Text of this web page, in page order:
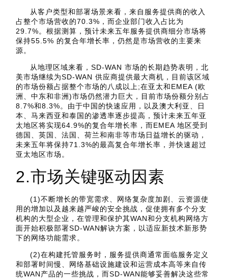
从客户类型和部署场景来看，来自服务提供商的收入
占整个市场营收的70.3%，而企业部门收入占比为
29.7%。根据测算，预计未来五年服务提供商细分市场将
保持55.5% 的复合年增长率，仍然是市场营收的主要来
源。
从地理区域来看，SD-WAN 市场的长期趋势表明，北
美市场继续为SD-WAN 供应商提供最大商机，目前该区域
的市场份额占据整个市场的八成以上;在亚太和EMEA (欧
洲、中东和非洲)市场仍然潜力巨大，目前市场份额分别占
8.7%和8.3%。由于中国的快速应用，以及澳大利亚、日
本、马来西亚和泰国的渗透率逐步提高，预计未来五年亚
太地区将实现64.9%的复合年增长率，而EMEA 地区受到
德国、英国、法国、荷兰和南非等市场日益增长的驱动，
未来五年将保持71.3%的最高复合年增长率，并快速超过
亚太地区市场。
2.市场关键驱动因素
(1)不断增长的带宽需求、网络复杂度加剧、云资源使
用的增加以及越来越严峻的安全挑战，促使拥有多个分支
机构的大型企业，在管理和保护其WAN和分支机构网络方
面开始积极部署SD-WAN解诀方案，以适应新技术新形势
下的网络功能需求。
(2)在构建托管服务时，服务提供商通常面临服务定义
和部署时间慢、网络基础设施建设和运营成本高等来自传
统WAN产品的一些挑战，而SD-WAN能够妥善解决这些常